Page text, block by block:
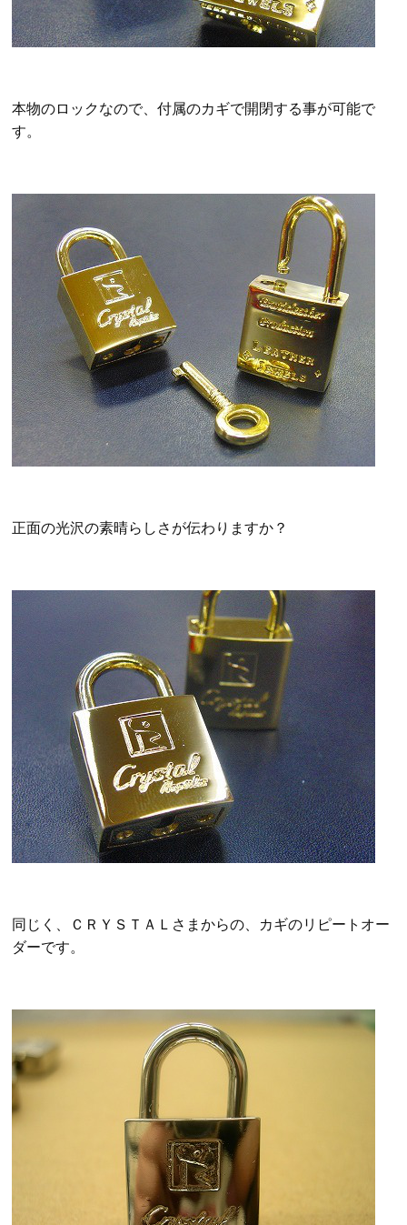
本物のロックなので、付属のカギで開閉する事が可能で
す。
正面の光沢の素晴らしさが伝わりますか？
同じく、ＣＲＹＳＴＡＬさまからの、カギのリピートオー
ダーです。